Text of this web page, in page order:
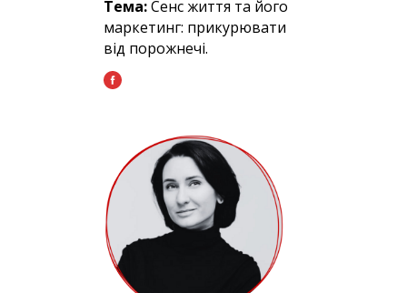
Тема:Сенс життя та його
маркетинг: прикурювати
від порожнечі.